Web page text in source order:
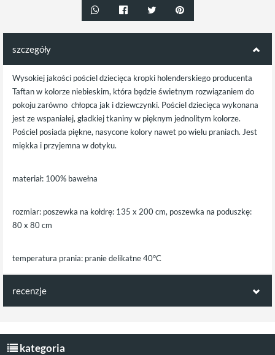
szczegóły
Wysokiej jakości pościel dziecięca kropki holenderskiego producenta
Taftan w kolorze niebieskim, która będzie świetnym rozwiązaniem do
pokoju zarówno chłopca jak i dziewczynki. Pościel dziecięca wykonana
jest ze wspaniałej, gładkiej tkaniny w pięknym jednolitym kolorze.
Pościel posiada piękne, nasycone kolory nawet po wielu praniach. Jest
miękka i przyjemna w dotyku.
materiał: 100% bawełna
rozmiar: poszewka na kołdrę: 135 x 200 cm, poszewka na poduszkę:
80 x 80 cm
temperatura prania: pranie delikatne 40°C
recenzje
Napisz pierwszą recenzję jako klient!
kategoria